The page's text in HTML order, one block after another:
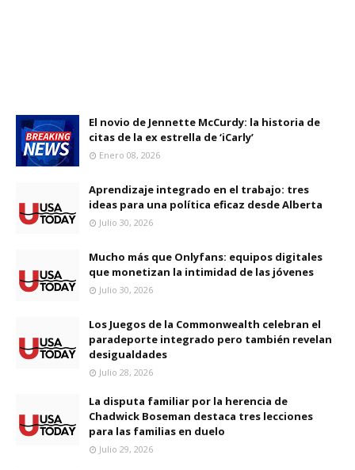
El novio de Jennette McCurdy: la historia de
citas de la ex estrella de ‘iCarly’
Enero 08, 2026
Aprendizaje integrado en el trabajo: tres
ideas para una política eficaz desde Alberta
Julio 30, 2026
Mucho más que Onlyfans: equipos digitales
que monetizan la intimidad de las jóvenes
Julio 30, 2026
Los Juegos de la Commonwealth celebran el
paradeporte integrado pero también revelan
desigualdades
Julio 28, 2026
La disputa familiar por la herencia de
Chadwick Boseman destaca tres lecciones
para las familias en duelo
Julio 29, 2026